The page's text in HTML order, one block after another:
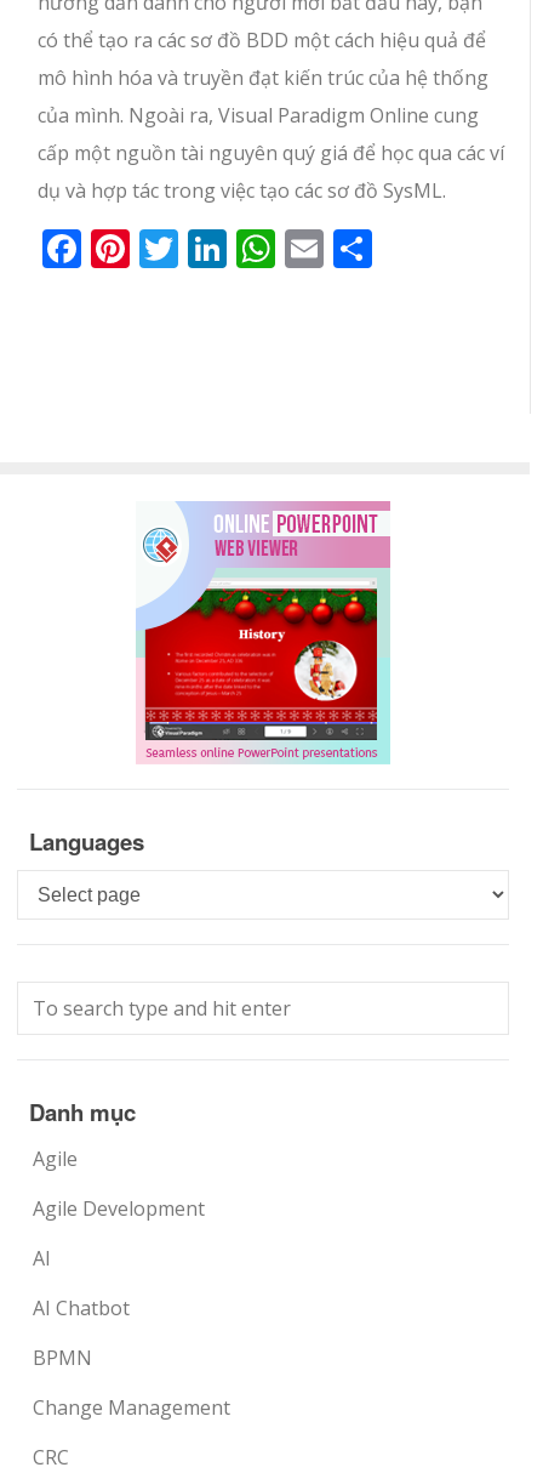
có thể tạo ra các sơ đồ BDD một cách hiệu quả để
mô hình hóa và truyền đạt kiến trúc của hệ thống
của mình. Ngoài ra, Visual Paradigm Online cung
cấp một nguồn tài nguyên quý giá để học qua các ví
dụ và hợp tác trong việc tạo các sơ đồ SysML.
Facebook
Pinterest
Twitter
LinkedIn
WhatsApp
Email
Languages
Languages
Danh mục
Agile
Agile Development
AI
AI Chatbot
BPMN
Change Management
CRC